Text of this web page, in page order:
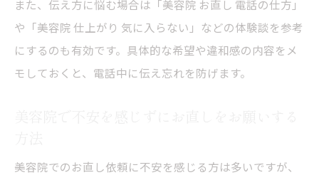
また、伝え方に悩む場合は「美容院 お直し 電話の仕方」
や「美容院 仕上がり 気に入らない」などの体験談を参考
にするのも有効です。具体的な希望や違和感の内容をメ
モしておくと、電話中に伝え忘れを防げます。
美容院でのお直し依頼に不安を感じる方は多いですが、